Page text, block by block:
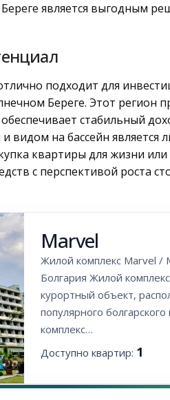
является выгодным
подходит для
Береге. Этот регион
стабильный
видом на бассейн
квартиры для жизни
с перспективой роста
Marvel
Жилой комплекс Marvel /
Болгария Жилой
курортный объект,
популярного
комплекс…
Доступно квартир: 1